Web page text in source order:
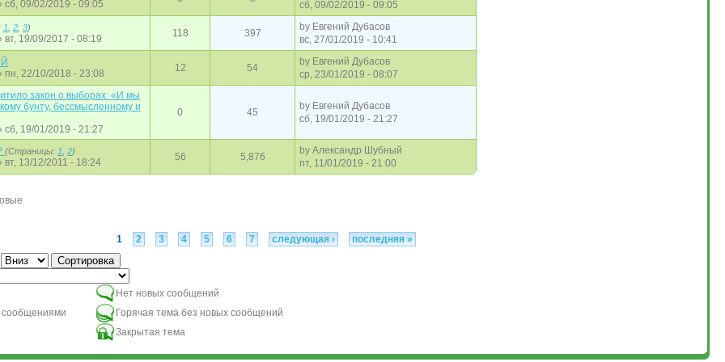
сб, 09/02/2019 - 09:05
сб, 09/02/2019 - 09:05
1, 2, 3)
вт, 19/09/2017 - 08:19 118 397
by Евгений Дубасов
вс, 27/01/2019 - 10:41
пн, 22/10/2018 - 23:08 12 54
by Евгений Дубасов
ср, 23/01/2019 - 08:07
закон о выборах: «И мы
бунту, бессмысленному и
сб, 19/01/2019 - 21:27
0 45
by Евгений Дубасов
сб, 19/01/2019 - 21:27
(Страницы: 1, 2)
вт, 13/12/2011 - 18:24 56 5,876
by Александр Шубный
пт, 11/01/2019 - 21:00
1 2 3 4 5 6 7 следующая ›
последняя »
Сортировка
Нет новых сообщений
сообщениями
Горячая тема без новых сообщений
Закрытая тема